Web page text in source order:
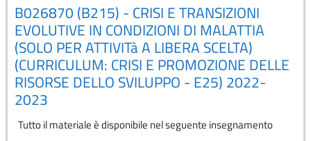
B026870 (B215) - CRISI E TRANSIZIONI
EVOLUTIVE IN CONDIZIONI DI MALATTIA
(SOLO PER ATTIVITà A LIBERA SCELTA)
(CURRICULUM: CRISI E PROMOZIONE DELLE
RISORSE DELLO SVILUPPO - E25) 2022-
2023
Tutto il materiale è disponibile nel seguente insegnamento